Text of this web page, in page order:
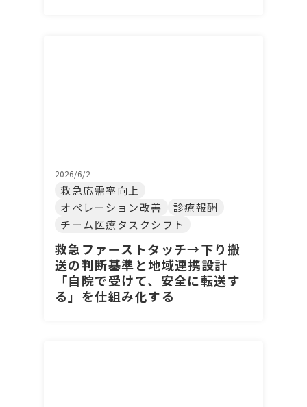
2026/6/2
救急応需率向上
オペレーション改善
診療報酬
チーム医療タスクシフト
救急ファーストタッチ→下り搬
送の判断基準と地域連携設計
「自院で受けて、安全に転送す
る」を仕組み化する